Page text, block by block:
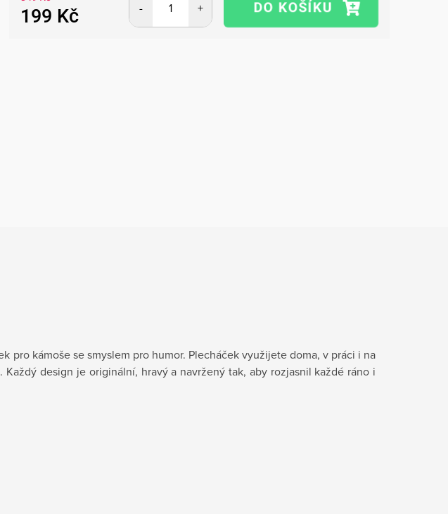
199 Kč
pro kámoše se smyslem pro humor. Plecháček využijete doma, v práci i na
design je originální, hravý a navržený tak, aby rozjasnil každé ráno i